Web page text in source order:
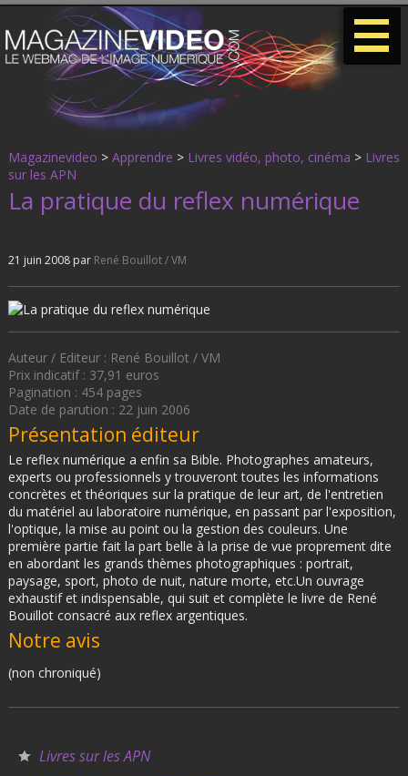
Magazinevideo > Apprendre > Livres vidéo, photo, cinéma > Livres
sur les APN
La pratique du reflex numérique
21 juin 2008 par René Bouillot / VM
Auteur / Editeur : René Bouillot / VM
Prix indicatif : 37,91 euros
Pagination : 454 pages
Date de parution : 22 juin 2006
Présentation éditeur
Le reflex numérique a enfin sa Bible. Photographes amateurs,
experts ou professionnels y trouveront toutes les informations
concrètes et théoriques sur la pratique de leur art, de l'entretien
du matériel au laboratoire numérique, en passant par l'exposition,
l'optique, la mise au point ou la gestion des couleurs. Une
première partie fait la part belle à la prise de vue proprement dite
en abordant les grands thèmes photographiques : portrait,
paysage, sport, photo de nuit, nature morte, etc.Un ouvrage
exhaustif et indispensable, qui suit et complète le livre de René
Bouillot consacré aux reflex argentiques.
Notre avis
(non chroniqué)
Livres sur les APN
-
-
-